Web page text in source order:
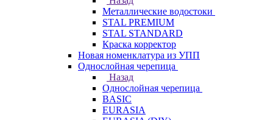
Металлические водостоки
STAL PREMIUM
STAL STANDARD
Краска корректор
Новая номенклатура из УПП
Однослойная черепица
Назад
Однослойная черепица
BASIC
EURASIA